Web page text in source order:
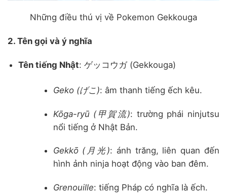
Những điều thú vị về Pokemon Gekkouga
2. Tên gọi và ý nghĩa
Tên tiếng Nhật: ゲッコウガ (Gekkouga)
Geko (げこ): âm thanh tiếng ếch kêu.
Kōga-ryū (甲賀流): trường phái ninjutsu
nổi tiếng ở Nhật Bản.
Gekkō (月光): ánh trăng, liên quan đến
hình ảnh ninja hoạt động vào ban đêm.
Grenouille: tiếng Pháp có nghĩa là ếch.